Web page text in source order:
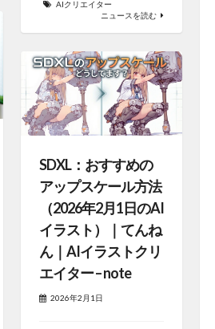
AIクリエイター
ニュースを読む
SDXL：おすすめの
アップスケール方法
（2026年2月1日のAI
イラスト）｜てんね
ん｜AIイラストクリ
エイター – note
2026年2月1日